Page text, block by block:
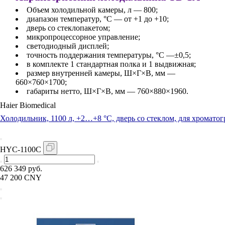
Объем холодильной камеры, л — 800;
диапазон температур, °C — от +1 до +10;
дверь со стеклопакетом;
микропроцессорное управление;
светодиодный дисплей;
точность поддержания температуры, °C —±0,5;
в комплекте 1 стандартная полка и 1 выдвижная;
размер внутренней камеры, Ш×Г×В, мм —
660×760×1700;
габариты нетто, Ш×Г×В, мм — 760×880×1960.
Haier Biomedical
Холодильник, 1100 л, +2…+8 °C, дверь со стеклом, для
HYC-1100C
626 349 руб.
47 200 CNY